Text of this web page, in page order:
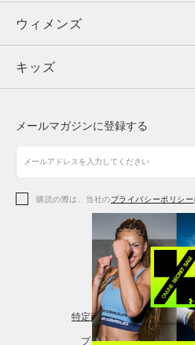
ウィメンズ
キッズ
アクセサリー
トップス
ボトムス
アクセサリー
ウィメンズ
トップス
シューズ
アクセサリー
レギンス＆タイツ
キッズ
シューズ
メールマガジンに登録する
購読の際は、当社のプライバシーポリシー
特定商取引法に基づく通販
プライバシーポリシー